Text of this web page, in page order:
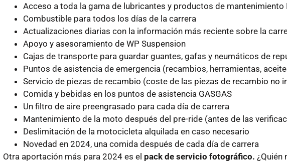
Acceso a toda la gama de lubricantes y productos de mantenimiento
Combustible para todos los días de la carrera
Actualizaciones diarias con la información más reciente sobre la
Apoyo y asesoramiento de WP Suspension
Cajas de transporte para guardar guantes, gafas y neumáticos de
Puntos de asistencia de emergencia (recambios, herramientas,
Servicio de piezas de recambio (coste de las piezas de recambio no
Comida y bebidas en los puntos de asistencia GASGAS
Un filtro de aire preengrasado para cada día de carrera
Mantenimiento de la moto después del pre-ride (antes de las
Deslimitación de la motocicleta alquilada en caso necesario
Novedad en 2024, una comida después de cada día de carrera
Otra aportación más para 2024 es el pack de servicio fotográfico. ¿Quién